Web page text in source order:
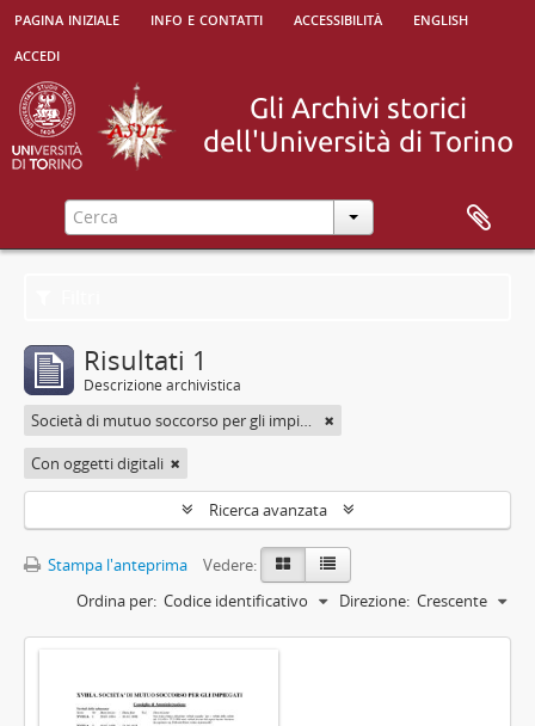
pagina iniziale info e contatti accessibilità
english
accedi
Risultati 1
Descrizione archivistica
Società di mutuo soccorso per gli impiegati
Con oggetti digitali
Ricerca avanzata
Stampa l'anteprima
Vedere:
Ordina per: Codice identificativo Direzione: Crescente